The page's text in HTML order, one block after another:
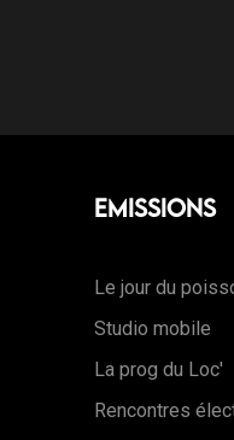
Emissions
Le jour du
Studio mobile
La prog du Loc'
Rencontres